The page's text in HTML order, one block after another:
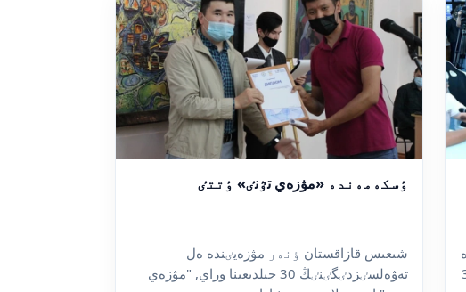
30
ٶسكەمەندە «مۋزەي تٷنٸ» ٶتتٸ
شىعىس قازاقستان ٶنەر مۋزەيٸندە ەل
تەۋەلسٸزدٸگٸنٸڭ 30 جىلدىعىنا وراي, "مۋزەي